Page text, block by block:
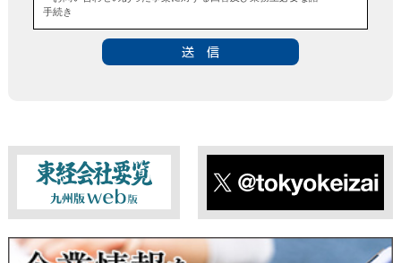
手続き
■個人情報の第三者提供について
■ 個人情報提供の任意性及び留意点
個人情報のご提供は任意ですが、必要な個人情報をご提供いた
だけなかった場合は、上記利用目的を達成できない場合があり
ますのでご了承ください。
当社は、本人が自己の個人情報について、通知・開示・訂正・
東経会社要覧web版 X